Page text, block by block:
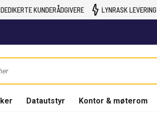
DEDIKERTE KUNDERÅDGIVERE LYNRASK LEVERING
Datautstyr Kontor & møterom